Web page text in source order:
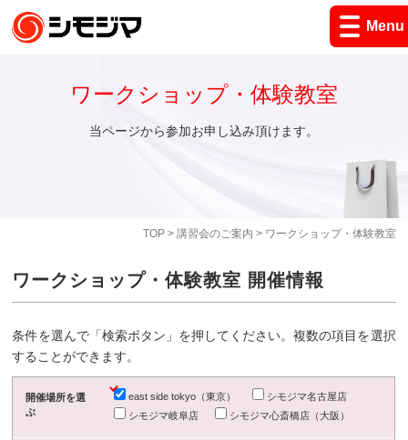
Menu
TOP> 講習会のご案内 > ワークショップ・体験教室
ワークショップ・体験教室
当ページから参加お申し込み頂けます。
ワークショップ・体験教室 開催情報
条件を選んで「検索ボタン」を押してください。複数の項目を選択
することができます。
開催場所を選
ぶ
east side tokyo（東京）
シモジマ名古屋店
シモジマ岐阜店
シモジマ心斎橋店（大阪）